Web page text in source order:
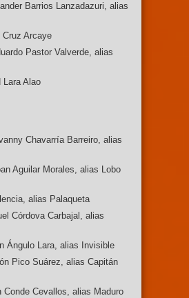
Barrios Lanzadazuri, alias
Arcaye
Pastor Valverde, alias
Lara Alao
Chavarría Barreiro, alias
Aguilar Morales, alias Lobo
alias Palaqueta
Córdova Carbajal, alias
Ángulo Lara, alias Invisible
Pico Suárez, alias Capitán
Conde Cevallos, alias Maduro